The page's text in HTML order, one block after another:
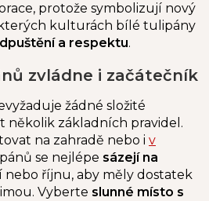
protože symbolizují nový
kulturách bílé tulipány
a respektu.
zvládne i začátečník
žádné složité
několik základních pravidel.
na zahradě nebo i v
se nejlépe sázejí na
nebo říjnu, aby měly dostatek
Vyberte slunné místo s